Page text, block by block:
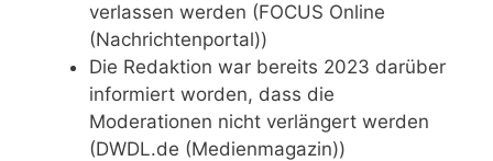
verlassen werden (FOCUS Online
(Nachrichtenportal))
Die Redaktion war bereits 2023 darüber
informiert worden, dass die
Moderationen nicht verlängert werden
(DWDL.de (Medienmagazin))